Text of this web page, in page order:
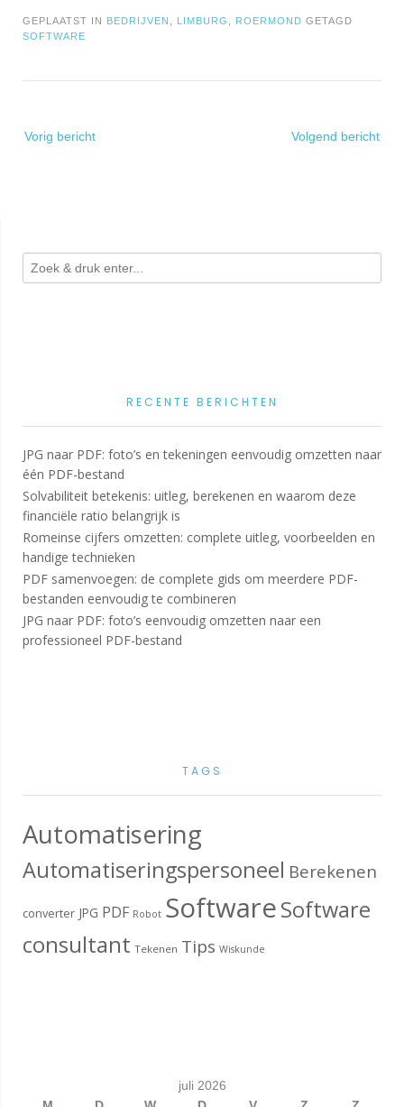
GEPLAATST IN BEDRIJVEN LIMBURG ROERMOND GETAGD
SOFTWARE
navigatie
Vorig bericht Volgend bericht
RECENTE BERICHTEN
JPG naar PDF: foto’s en tekeningen eenvoudig omzetten naar
één PDF-bestand
Solvabiliteit betekenis: uitleg, berekenen en waarom deze
financiële ratio belangrijk is
Romeinse cijfers omzetten: complete uitleg, voorbeelden en
handige technieken
PDF samenvoegen: de complete gids om meerdere PDF-
bestanden eenvoudig te combineren
JPG naar PDF: foto’s eenvoudig omzetten naar een
professioneel PDF-bestand
TAGS
Automatisering
Automatiseringspersoneel Berekenen
converter JPG PDF Robot SoftwareSoftware
consultant Tekenen Tips Wiskunde
juli 2026